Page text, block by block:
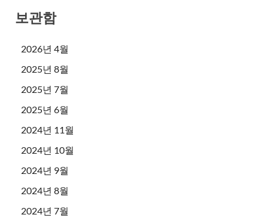
보관함
2026년 4월
2025년 8월
2025년 7월
2025년 6월
2024년 11월
2024년 10월
2024년 9월
2024년 8월
2024년 7월